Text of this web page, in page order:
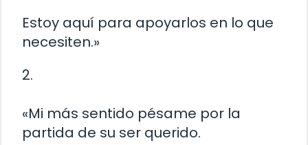
Estoy aquí para apoyarlos en lo que
necesiten.»
2.
«Mi más sentido pésame por la
partida de su ser querido.